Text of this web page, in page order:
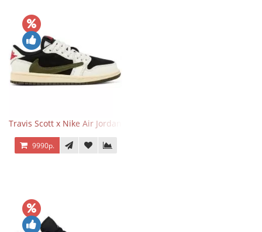
Travis Scott x Nike Air Jordan 1 Retro Low OG SP Olive
9990р.